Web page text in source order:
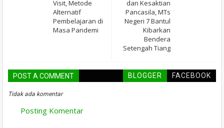
dan Kesaktian
Pancasila, MTs
Negeri 7 Bantul
Kibarkan
Bendera
Setengah Tiang
Visit, Metode
Alternatif
Pembelajaran di
Masa Pandemi
POST A COMMENT BLOGGER FACEBOOK
Tidak ada komentar
Posting Komentar